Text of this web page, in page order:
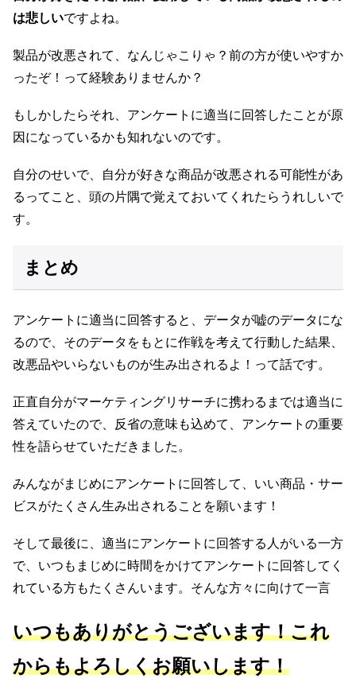
は悲しいですよね。
製品が改悪されて、なんじゃこりゃ？前の方が使いやすか
ったぞ！って経験ありませんか？
もしかしたらそれ、アンケートに適当に回答したことが原
因になっているかも知れないのです。
自分のせいで、自分が好きな商品が改悪される可能性があ
るってこと、頭の片隅で覚えておいてくれたらうれしいで
す。
まとめ
アンケートに適当に回答すると、データが嘘のデータにな
るので、そのデータをもとに作戦を考えて行動した結果、
改悪品やいらないものが生み出されるよ！って話です。
正直自分がマーケティングリサーチに携わるまでは適当に
答えていたので、反省の意味も込めて、アンケートの重要
性を語らせていただきました。
みんながまじめにアンケートに回答して、いい商品・サー
ビスがたくさん生み出されることを願います！
そして最後に、適当にアンケートに回答する人がいる一方
で、いつもまじめに時間をかけてアンケートに回答してく
れている方もたくさんいます。そんな方々に向けて一言
いつもありがとうございます！これ
からもよろしくお願いします！